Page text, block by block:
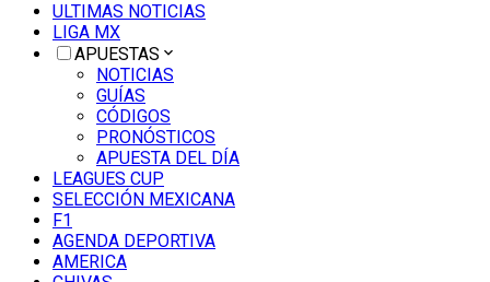
ULTIMAS NOTICIAS
LIGA MX
APUESTAS
NOTICIAS
GUÍAS
CÓDIGOS
PRONÓSTICOS
APUESTA DEL DÍA
LEAGUES CUP
SELECCIÓN MEXICANA
F1
AGENDA DEPORTIVA
AMERICA